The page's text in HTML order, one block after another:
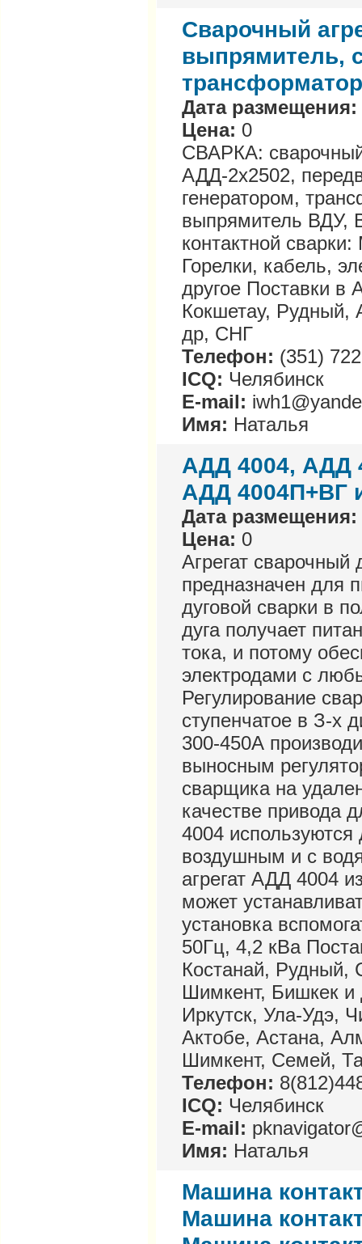
Сварочный
выпрямитель,
Дата размещения:
Цена: 0
СВАРКА:
АДД-2х2502,
генератором,
выпрямитель
контактной
Горелки, кабель,
другое Поставки в
Кокшетау, Рудный,
др, СНГ
Телефон: (351)
ICQ: Челябинск
E-mail:
Имя: Наталья
АДД 4004, АДД
АДД 4004П+ВГ
Дата размещения:
Цена: 0
Агрегат
предназначен для
дуговой сварки в
дуга получает
тока, и потому
электродами с
Регулирование
ступенчатое в З-х
300-450А
выносным
сварщика на
качестве привода
4004 используются
воздушным и с
агрегат АДД 4004
может
установка
50Гц, 4,2 кВа
Костанай, Рудный,
Шимкент, Бишкек
Иркутск, Ула-Удэ,
Актобе, Астана,
Шимкент, Семей,
Телефон:
ICQ: Челябинск
E-mail:
Имя: Наталья
Машина
Машина